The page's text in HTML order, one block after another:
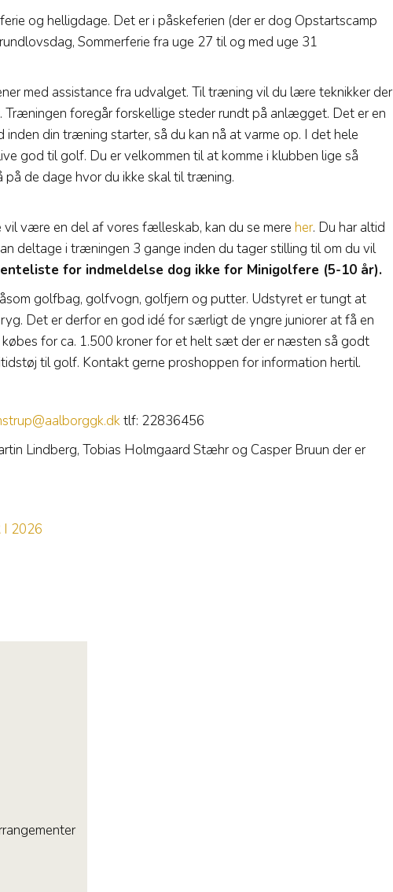
og helligdage. Det er i påskeferien (der er dog Opstartscamp
Sommerferie fra uge 27 til og med uge 31
med assistance fra udvalget. Til træning vil du lære teknikker der
Træningen foregår forskellige steder rundt på anlægget. Det er en
din træning starter, så du kan nå at varme op. I det hele
god til golf. Du er velkommen til at komme i klubben lige så
de dage hvor du ikke skal til træning.
vil være en del af vores fælleskab, kan du se mere her. Du har altid
deltage i træningen 3 gange inden du tager stilling til om du vil
for indmeldelse dog ikke for Minigolfere (5-10 år).
golfbag, golfvogn, golfjern og putter. Udstyret er tungt at
Det er derfor en god idé for særligt de yngre juniorer at få en
købes for ca. 1.500 kroner for et helt sæt der er næsten så godt
til golf. Kontakt gerne proshoppen for information hertil.
tlf: 22836456
Lindberg, Tobias Holmgaard Stæhr og Casper Bruun der er
I 2026